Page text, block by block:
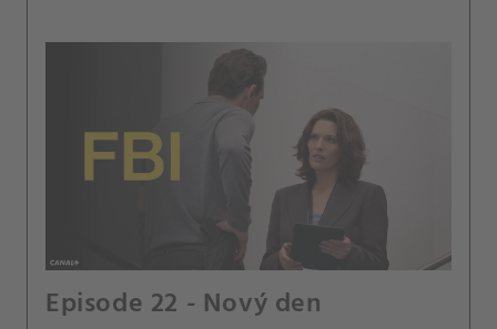
Episode 22 - Nový den